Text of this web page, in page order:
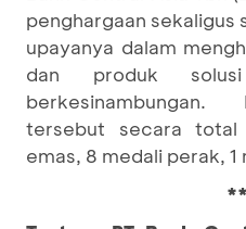
penghargaan sekaligus
upayanya dalam
dan produk
tersebut secara
emas, 8 medali perak,